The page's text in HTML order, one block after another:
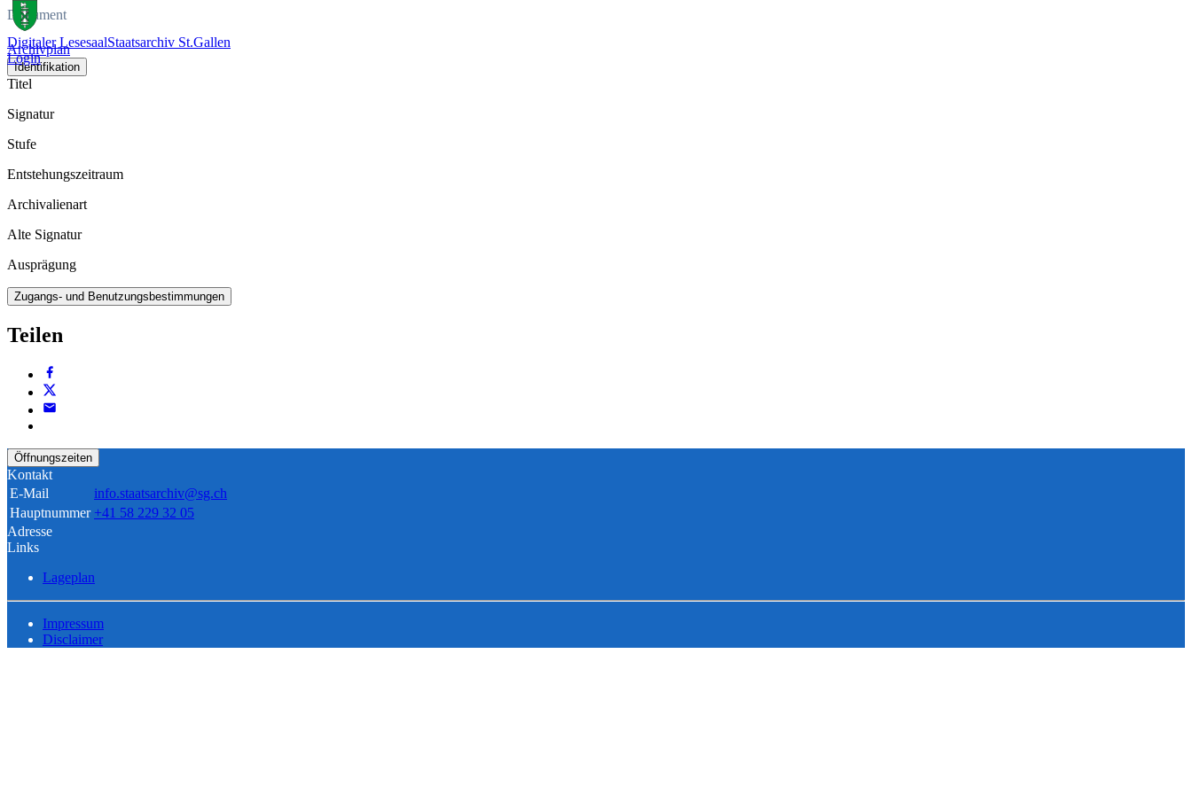
Digitaler LesesaalStaatsarchiv St.Gallen
Login
Dokument
Archivplan
Identifikation
Titel
Signatur
Stufe
Entstehungszeitraum
Archivalienart
Alte Signatur
Ausprägung
Zugangs- und Benutzungsbestimmungen
Teilen
Öffnungszeiten
Kontakt
E-Mail
info.staatsarchiv@sg.ch
Hauptnummer +41 58 229 32 05
Adresse
Links
Lageplan
Impressum
Disclaimer